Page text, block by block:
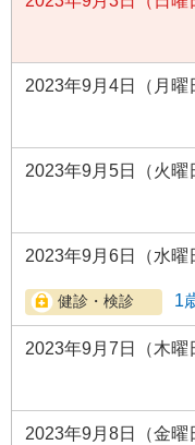
2023年9月4日（月曜
2023年9月5日（火曜
2023年9月6日（水曜
1
2023年9月7日（木曜
2023年9月8日（金曜